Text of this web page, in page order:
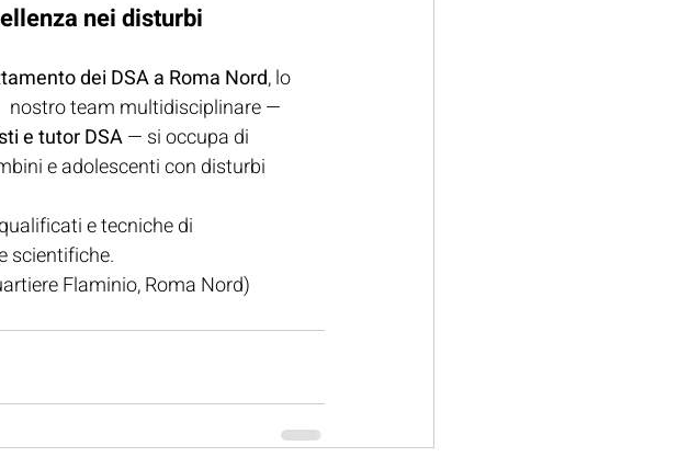
nei disturbi
dei DSA a Roma Nord, lo
nostro team multidisciplinare —
e tutor DSA — si occupa di
e adolescenti con disturbi
e tecniche di
scientifiche.
Flaminio, Roma Nord)